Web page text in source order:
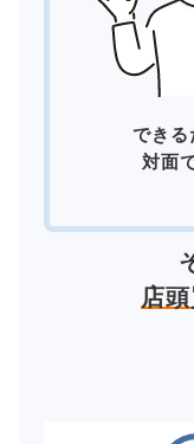
できる
対面
店